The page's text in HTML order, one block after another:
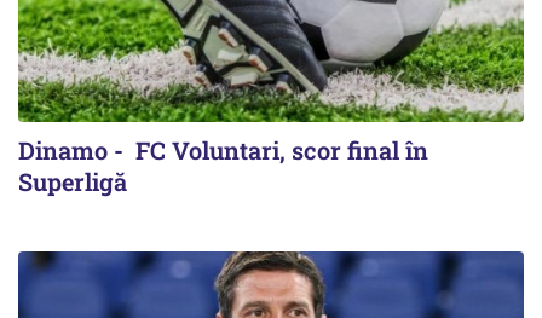
Dinamo - FC Voluntari, scor final în
Superligă